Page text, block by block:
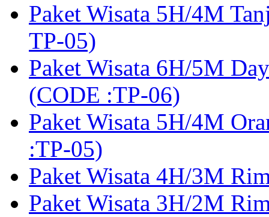
Paket Wisata 5H/4M
TP-05)
Paket Wisata 6H/5M
(CODE :TP-06)
Paket Wisata 5H/4M
:TP-05)
Paket Wisata 4H/3M
Paket Wisata 3H/2M